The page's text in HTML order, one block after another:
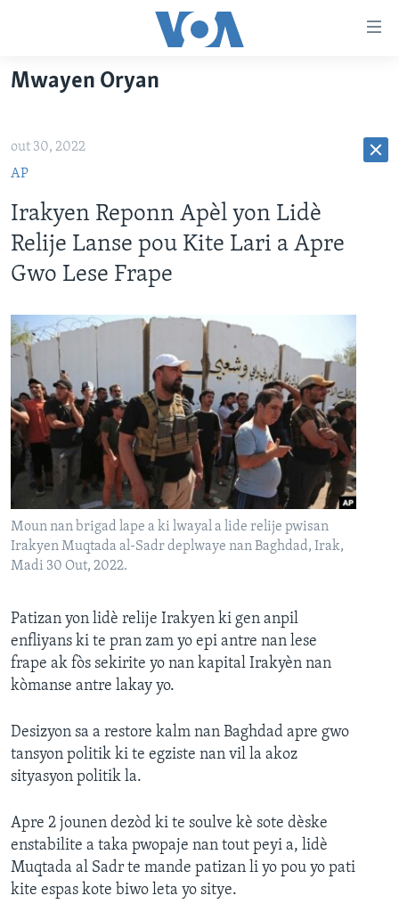
Skip
to
content
to
main
Navigation
Skip
to
VIDEO
FLASHPOINT IKRÈN
SUIV NOU
Languages
Mwayen Oryan
out 30, 2022
AP
Irakyen Reponn Apèl yon Lidè
Relije Lanse pou Kite Lari a Apre
Gwo Lese Frape
Moun nan brigad lape a ki lwayal a lide relije pwisan
Irakyen Muqtada al-Sadr deplwaye nan Baghdad, Irak,
Madi 30 Out, 2022.
Patizan yon lidè relije Irakyen ki gen anpil
enfliyans ki te pran zam yo epi antre nan lese
frape ak fòs sekirite yo nan kapital Irakyèn nan
kòmanse antre lakay yo.
Desizyon sa a restore kalm nan Baghdad apre gwo
tansyon politik ki te egziste nan vil la akoz
sityasyon politik la.
Apre 2 jounen dezòd ki te soulve kè sote dèske
enstabilite a taka pwopaje nan tout peyi a, lidè
Muqtada al Sadr te mande patizan li yo pou yo pati
kite espas kote biwo leta yo sitye.